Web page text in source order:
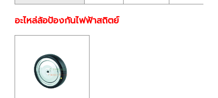
อะไหล่ล้อป้องกันไฟฟ้าสถิตย์